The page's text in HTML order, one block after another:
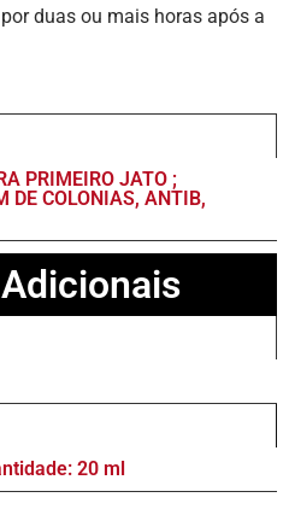
duas ou mais horas após a
PRIMEIRO JATO ;
DE COLONIAS, ANTIB,
20 ml